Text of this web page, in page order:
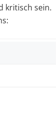
kritisch sein.